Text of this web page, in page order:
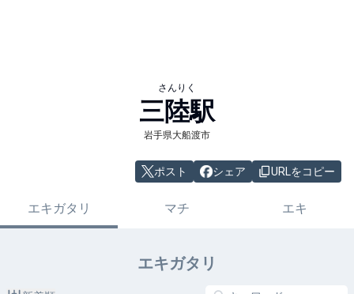
さんりく
三陸駅
岩手県大船渡市
ポスト シェア URLをコピー
エキガタリ マチ エキ
エキガタリ